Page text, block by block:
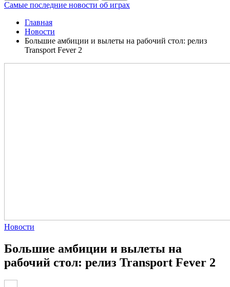
Самые последние новости об играх
Главная
Новости
Большие амбиции и вылеты на рабочий стол: релиз
Transport Fever 2
Новости
Большие амбиции и вылеты на
рабочий стол: релиз Transport Fever 2